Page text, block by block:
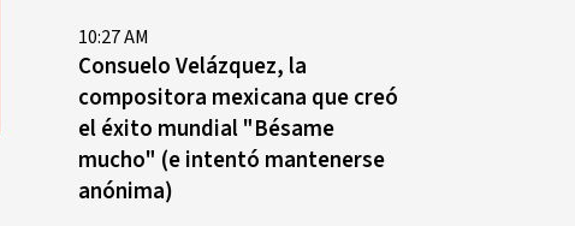
10:27 AM
Consuelo Velázquez, la
compositora mexicana que creó
el éxito mundial "Bésame
mucho" (e intentó mantenerse
anónima)